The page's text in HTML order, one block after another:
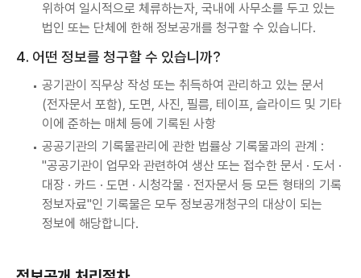
위하여 일시적으로 체류하는자, 국내에 사무소를 두고 있는
법인 또는 단체에 한해 정보공개를 청구할 수 있습니다.
4. 어떤 정보를 청구할 수 있습니까?
공기관이 직무상 작성 또는 취득하여 관리하고 있는 문서
(전자문서 포함), 도면, 사진, 필름, 테이프, 슬라이드 및 기타
이에 준하는 매체 등에 기록된 사항
공공기관의 기록물관리에 관한 법률상 기록물과의 관계 :
"공공기관이 업무와 관련하여 생산 또는 접수한 문서 · 도서 ·
대장 · 카드 · 도면 · 시청각물 · 전자문서 등 모든 형태의 기록
정보자료"인 기록물은 모두 정보공개청구의 대상이 되는
정보에 해당합니다.